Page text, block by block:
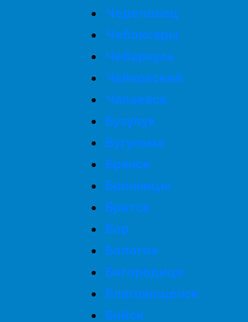
Череповец
Чебоксары
Чебаркуль
Чайковский
Чапаевск
Бузулук
Бугульма
Брянск
Бронницы
Братск
Бор
Бологое
Богородицк
Благовещенск
Бийск